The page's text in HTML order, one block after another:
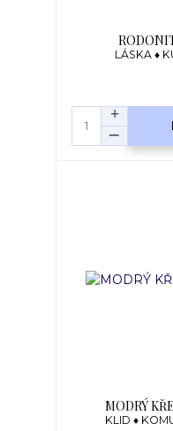
LÁSKA ♦
MODRÝ
KLID ♦